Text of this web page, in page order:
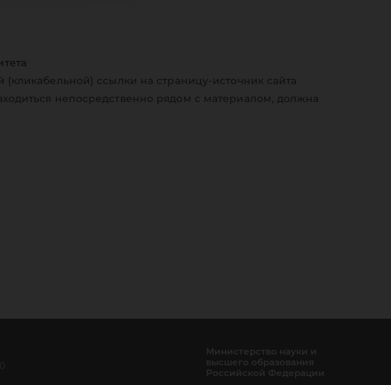
ссылки на страницу-источник сайта
непосредственно рядом с материалом, должна
Министерство науки и
высшего образования
Российской Федерации